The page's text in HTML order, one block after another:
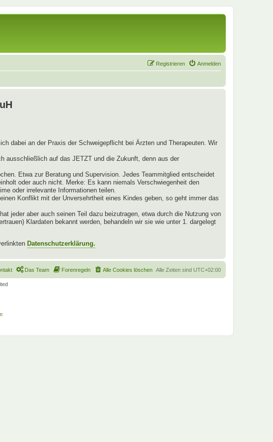
Anmelden
Registrieren
dabei an der Praxis der Schweigepflicht bei Ärzten und Therapeuten. Wir
ausschließlich auf das JETZT und die Zukunft, denn aus der
Etwa zur Beratung und Supervision. Jedes Teammitglied entscheidet
oder auch nicht. Merke: Es kann niemals Verschwiegenheit den
oder irrelevante Informationen teilen.
Konflikt mit der Unversehrtheit eines Kindes geben, so geht immer das
jeder aber auch seinen Teil dazu beizutragen, etwa durch die Nutzung von
Klardaten bekannt werden, behandeln wir sie wie unter 1. dargelegt
Datenschutzerklärung.
Alle Zeiten sind UTC+02:00
Alle Cookies löschen
Forenregeln
Das Team